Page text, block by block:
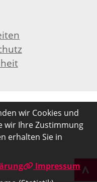
wir Cookies und
wir Ihre Zustimmung
erhalten Sie in
Impressum